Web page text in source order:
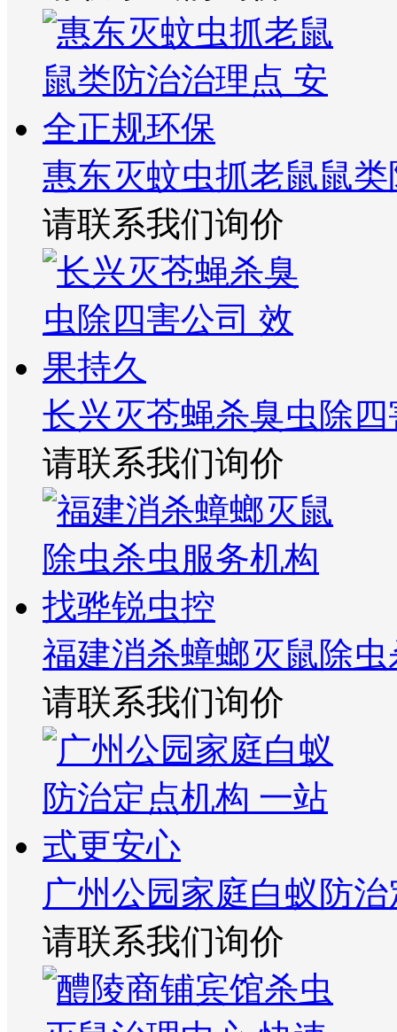
惠东灭蚊虫抓老鼠鼠
请联系我们询价
长兴灭苍蝇杀臭虫除
请联系我们询价
福建消杀蟑螂灭鼠除
请联系我们询价
广州公园家庭白蚁防
请联系我们询价